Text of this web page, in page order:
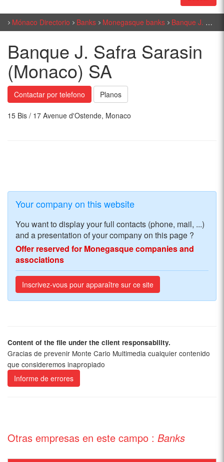
Mónaco Directorio Banks Monegasque banks Banque J. Safra Sarasin (Monaco) SA
Banque J. Safra Sarasin
(Monaco) SA
Contactar por telefono Planos
15 Bis / 17 Avenue d'Ostende, Monaco
Your company on this website
You want to display your full contacts (phone, mail, ...)
and a presentation of your company on this page ?
Offer reserved for Monegasque companies and
associations
Inscrivez-vous pour apparaître sur ce site
Content of the file under the client responsability.
Gracias de prevenir Monte Carlo Multimedia cualquier contenido
que consideremos inapropiado
Informe de errores
Otras empresas en este campo : Banks